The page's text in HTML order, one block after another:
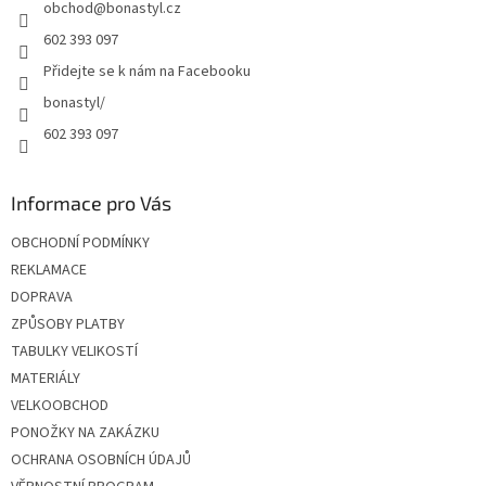
obchod@bonastyl.cz
602 393 097
Přidejte se k nám na Facebooku
bonastyl/
602 393 097
Informace pro Vás
OBCHODNÍ PODMÍNKY
REKLAMACE
DOPRAVA
ZPŮSOBY PLATBY
TABULKY VELIKOSTÍ
MATERIÁLY
VELKOOBCHOD
PONOŽKY NA ZAKÁZKU
OCHRANA OSOBNÍCH ÚDAJŮ